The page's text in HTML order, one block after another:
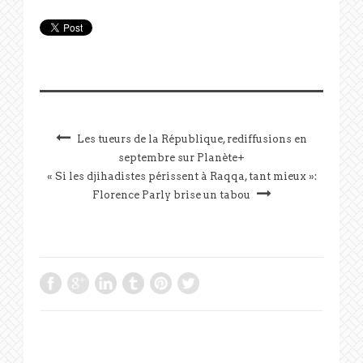
Les tueurs de la République, rediffusions en
septembre sur Planète+
« Si les djihadistes périssent à Raqqa, tant mieux »:
Florence Parly brise un tabou